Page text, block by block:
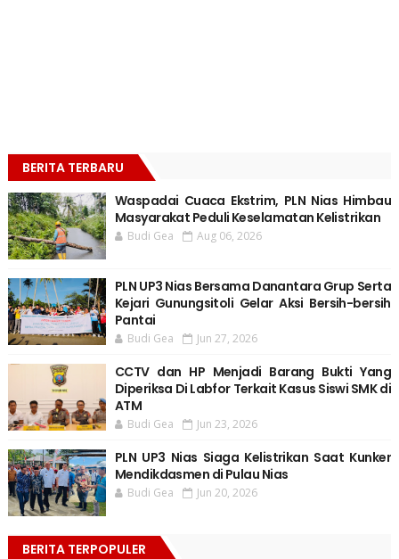
BERITA TERBARU
Waspadai Cuaca Ekstrim, PLN Nias Himbau
Masyarakat Peduli Keselamatan Kelistrikan
Budi Gea Aug 06, 2026
PLN UP3 Nias Bersama Danantara Grup Serta
Kejari Gunungsitoli Gelar Aksi Bersih-bersih
Pantai
Budi Gea Jun 27, 2026
CCTV dan HP Menjadi Barang Bukti Yang
Diperiksa Di Labfor Terkait Kasus Siswi SMK di
ATM
Budi Gea Jun 23, 2026
PLN UP3 Nias Siaga Kelistrikan Saat Kunker
Mendikdasmen di Pulau Nias
Budi Gea Jun 20, 2026
BERITA TERPOPULER